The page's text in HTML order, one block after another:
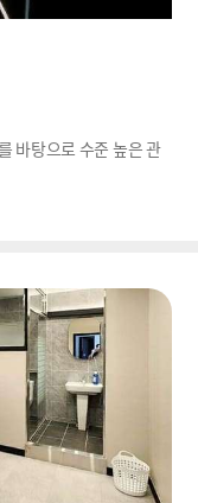
바탕으로 수준 높은 관